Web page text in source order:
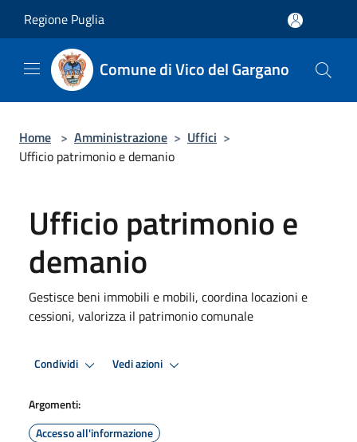
Regione Puglia
Comune di Vico del Gargano
Home > Amministrazione > Uffici >
Ufficio patrimonio e demanio
Ufficio patrimonio e
demanio
Gestisce beni immobili e mobili, coordina locazioni e
cessioni, valorizza il patrimonio comunale
Condividi Vedi azioni
Argomenti:
Accesso all'informazione